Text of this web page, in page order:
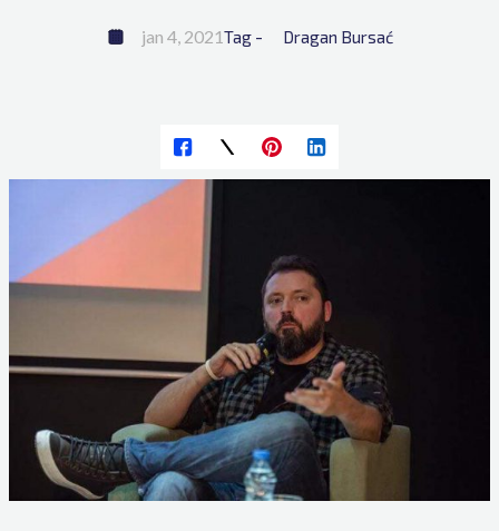
jan 4, 2021Tag - Dragan Bursać